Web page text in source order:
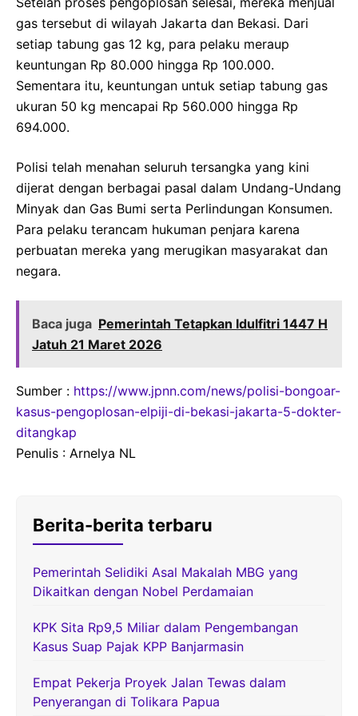
gas tersebut di wilayah Jakarta dan Bekasi. Dari
setiap tabung gas 12 kg, para pelaku meraup
keuntungan Rp 80.000 hingga Rp 100.000.
Sementara itu, keuntungan untuk setiap tabung gas
ukuran 50 kg mencapai Rp 560.000 hingga Rp
694.000.
Polisi telah menahan seluruh tersangka yang kini
dijerat dengan berbagai pasal dalam Undang-Undang
Minyak dan Gas Bumi serta Perlindungan Konsumen.
Para pelaku terancam hukuman penjara karena
perbuatan mereka yang merugikan masyarakat dan
negara.
Baca juga Pemerintah Tetapkan Idulfitri 1447 H
Jatuh 21 Maret 2026
Sumber : https://www.jpnn.com/news/polisi-bongoar-
kasus-pengoplosan-elpiji-di-bekasi-jakarta-5-dokter-
ditangkap
Penulis : Arnelya NL
Berita-berita terbaru
Pemerintah Selidiki Asal Makalah MBG yang
Dikaitkan dengan Nobel Perdamaian
KPK Sita Rp9,5 Miliar dalam Pengembangan
Kasus Suap Pajak KPP Banjarmasin
Empat Pekerja Proyek Jalan Tewas dalam
Penyerangan di Tolikara Papua